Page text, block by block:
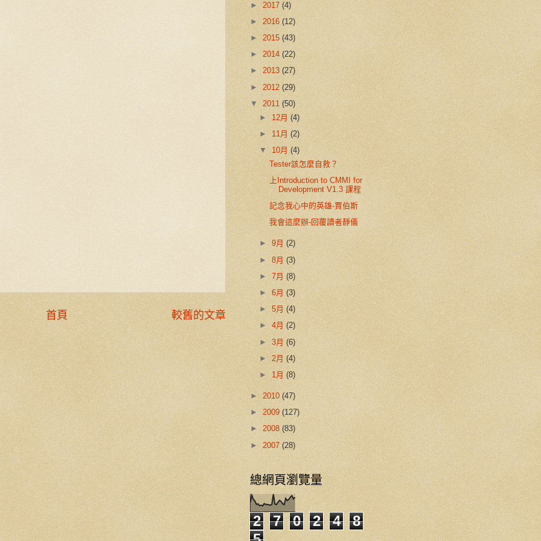
較舊的文章
首頁
► 2017 (4)
► 2016 (12)
► 2015 (43)
► 2014 (22)
► 2013 (27)
► 2012 (29)
▼ 2011 (50)
► 12月(4)
► 11月(2)
▼ 10月(4)
Tester該怎麼自救？
上Introduction to CMMI for
Development V1.3 課程
記念我心中的英雄-賈伯斯
我會這麼辦-回覆讀者靜儀
►9月(2)
►8月(3)
►7月(8)
►6月(3)
►5月(4)
►4月(2)
►3月(6)
►2月(4)
► 1月(8)
► 2010 (47)
► 2009 (127)
► 2008 (83)
► 2007 (28)
總網頁瀏覽量
2 7 0 2 4
8